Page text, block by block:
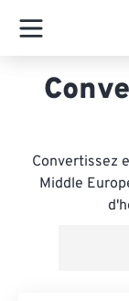
Convertissez
Middle